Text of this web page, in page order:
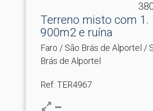
Terreno misto com 1.​
900m2 e ruína
Faro / São Brás de Alportel /
Brás de Alportel
Ref: TER4967